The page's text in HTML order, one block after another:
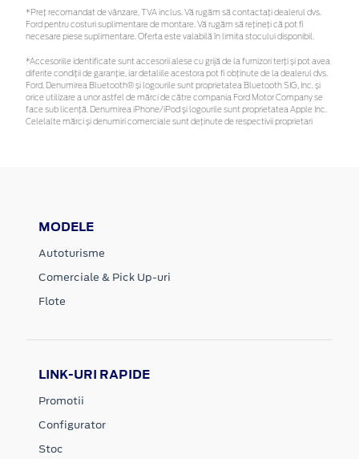
*Preţ recomandat de vânzare, TVA inclus. Vă rugăm să contactaţi dealerul dvs.
Ford pentru costuri suplimentare de montare. Vă rugăm să rețineți că pot fi
necesare piese suplimentare. Oferta este valabilă în limita stocului disponibil.
*Accesoriile identificate sunt accesorii alese cu grijă de la furnizori terți și pot avea
diferite condiții de garanție, iar detaliile acestora pot fi obținute de la dealerul dvs.
Ford. Denumirea Bluetooth® și logourile sunt proprietatea Bluetooth SIG, Inc. și
orice utilizare a unor astfel de mărci de către compania Ford Motor Company se
face sub licență. Denumirea iPhone/iPod și logourile sunt proprietatea Apple Inc.
Celelalte mărci și denumiri comerciale sunt deținute de respectivii proprietari
MODELE
Autoturisme
Comerciale & Pick Up-uri
Flote
LINK-URI RAPIDE
Promotii
Configurator
Stoc